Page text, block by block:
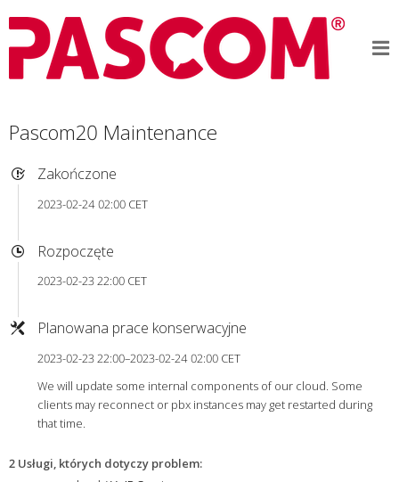
Pascom20 Maintenance
Zakończone
2023-02-24 02:00 CET
Rozpoczęte
2023-02-23 22:00 CET
Planowana prace konserwacyjne
2023-02-23 22:00–2023-02-24 02:00 CET
We will update some internal components of our cloud. Some
clients may reconnect or pbx instances may get restarted during
that time.
2 Usługi, których dotyczy problem: